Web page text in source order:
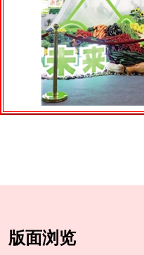
版面浏览